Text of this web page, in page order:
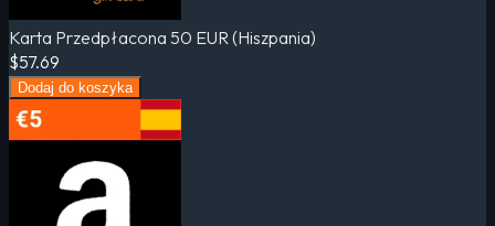
Karta Przedpłacona 50 EUR (Hiszpania)
$57.69
Dodaj do koszyka